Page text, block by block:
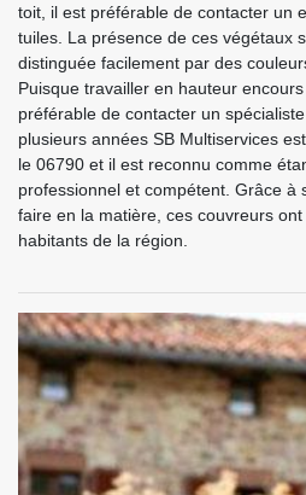
toit, il est préférable de contacter un
tuiles. La présence de ces végétaux
distinguée facilement par des
Puisque travailler en hauteur
préférable de contacter un
plusieurs années SB Multiservices
le 06790 et il est reconnu comme
professionnel et compétent. Grâce à
faire en la matière, ces couvreurs
habitants de la région.